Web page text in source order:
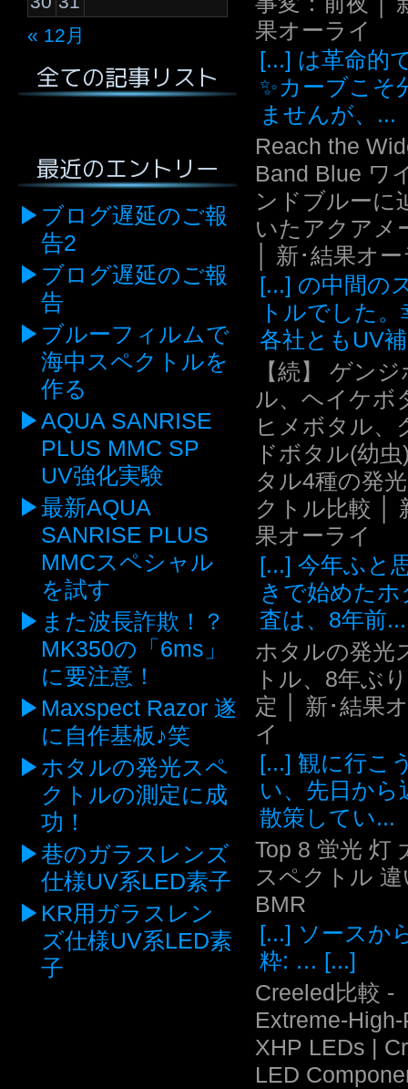
« 12月
全ての記事リスト
最近のエントリー
ブログ遅延のご報
告2
ブログ遅延のご報
告
ブルーフィルムで
海中スペクトルを
作る
AQUA SANRISE
PLUS MMC SP
UV強化実験
最新AQUA
SANRISE PLUS
MMCスペシャル
を試す
また波長詐欺！？
MK350の「6ms」
に要注意！
Maxspect Razor 遂
に自作基板♪笑
ホタルの発光スペ
クトルの測定に成
功！
巷のガラスレンズ
仕様UV系LED素子
KR用ガラスレン
ズ仕様UV系LED素
子
果オーライ
[...] は革命的
✨カーブこそ
ませんが、...
Reach the
Band Blue ワ
ンドブルーに
いたアクアメ
│ 新･結果オ
[...] の中間の
トルでした
各社ともUV
【続】 ゲン
ル、ヘイケボ
ヒメボタル、
ドボタル(幼
タル4種の発
クトル比較 │
果オーライ
[...] 今年ふと
きで始めたホ
査は、8年前...
ホタルの発光
トル、8年ぶ
定 │ 新･結果
イ
[...] 観に行こ
い、先日から
散策してい...
Top 8 蛍光 灯
スペクトル 違
BMR
[...] ソースか
粋: … [...]
Creeled比較 -
Extreme-
XHP LEDs |
LED